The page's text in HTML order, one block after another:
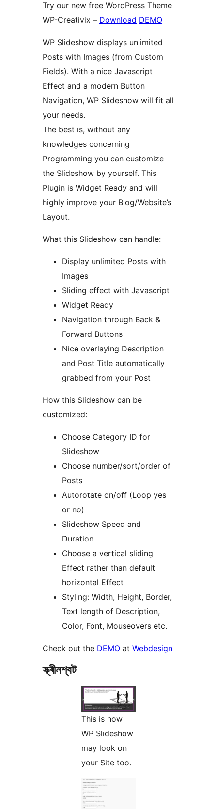
Try our new free WordPress Theme
WP-Creativix – Download DEMO
WP Slideshow displays unlimited
Posts with Images (from Custom
Fields). With a nice Javascript
Effect and a modern Button
Navigation, WP Slideshow will fit all
your needs.
The best is, without any
knowledges concerning
Programming you can customize
the Slideshow by yourself. This
Plugin is Widget Ready and will
highly improve your Blog/Website’s
Layout.
What this Slideshow can handle:
Display unlimited Posts with
Images
Sliding effect with Javascript
Widget Ready
Navigation through Back &
Forward Buttons
Nice overlaying Description
and Post Title automatically
grabbed from your Post
How this Slideshow can be
customized:
Choose Category ID for
Slideshow
Choose number/sort/order of
Posts
Autorotate on/off (Loop yes
or no)
Slideshow Speed and
Duration
Choose a vertical sliding
Effect rather than default
horizontal Effect
Styling: Width, Height, Border,
Text length of Description,
Color, Font, Mouseovers etc.
Check out the DEMO at Webdesign
স্ক্ৰীনশ্বট
This is how
WP Slideshow
may look on
your Site too.